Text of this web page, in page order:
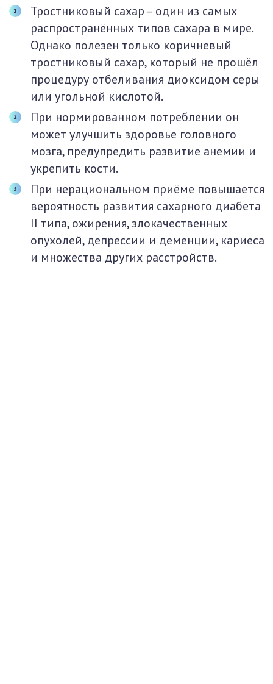
Тростниковый сахар – один из самых
распространённых типов сахара в мире.
Однако полезен только коричневый
тростниковый сахар, который не прошёл
процедуру отбеливания диоксидом серы
или угольной кислотой.
При нормированном потреблении он
может улучшить здоровье головного
мозга, предупредить развитие анемии и
укрепить кости.
При нерациональном приёме повышается
вероятность развития сахарного диабета
II типа, ожирения, злокачественных
опухолей, депрессии и деменции, кариеса
и множества других расстройств.